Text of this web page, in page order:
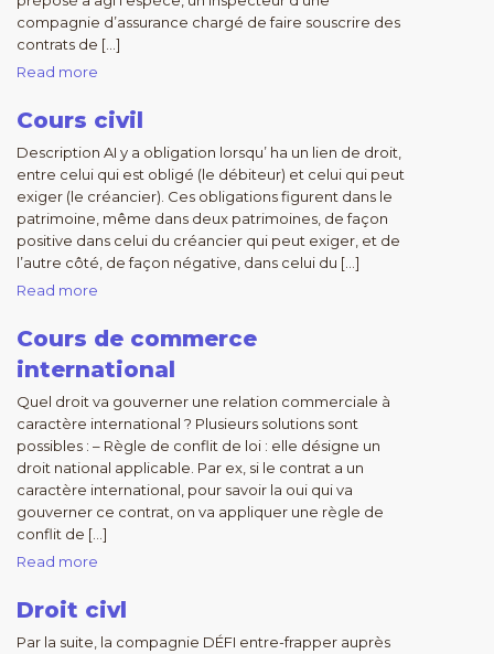
compagnie d’assurance chargé de faire souscrire des
contrats de […]
Read more
Cours civil
Description AI y a obligation lorsqu’ ha un lien de droit,
entre celui qui est obligé (le débiteur) et celui qui peut
exiger (le créancier). Ces obligations figurent dans le
patrimoine, même dans deux patrimoines, de façon
positive dans celui du créancier qui peut exiger, et de
l’autre côté, de façon négative, dans celui du […]
Read more
Cours de commerce
international
Quel droit va gouverner une relation commerciale à
caractère international ? Plusieurs solutions sont
possibles : – Règle de conflit de loi : elle désigne un
droit national applicable. Par ex, si le contrat a un
caractère international, pour savoir la oui qui va
gouverner ce contrat, on va appliquer une règle de
conflit de […]
Read more
Droit civl
Par la suite, la compagnie DÉFI entre-frapper auprès